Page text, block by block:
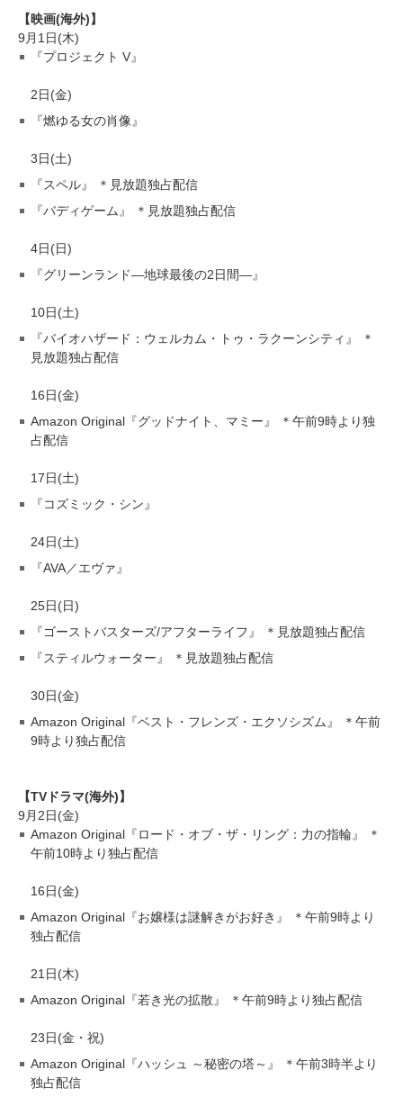
【映画(海外)】
9月1日(木)
『プロジェクト V』
2日(金)
『燃ゆる女の肖像』
3日(土)
『スペル』 ＊見放題独占配信
『バディゲーム』 ＊見放題独占配信
4日(日)
『グリーンランド―地球最後の2日間―』
10日(土)
『バイオハザード：ウェルカム・トゥ・ラクーンシティ』 ＊
見放題独占配信
16日(金)
Amazon Original『グッドナイト、マミー』 ＊午前9時より独
占配信
17日(土)
『コズミック・シン』
24日(土)
『AVA／エヴァ』
25日(日)
『ゴーストバスターズ/アフターライフ』 ＊見放題独占配信
『スティルウォーター』 ＊見放題独占配信
30日(金)
Amazon Original『ベスト・フレンズ・エクソシズム』 ＊午前
9時より独占配信
【TVドラマ(海外)】
9月2日(金)
Amazon Original『ロード・オブ・ザ・リング：力の指輪』 ＊
午前10時より独占配信
16日(金)
Amazon Original『お嬢様は謎解きがお好き』 ＊午前9時より
独占配信
21日(木)
Amazon Original『若き光の拡散』 ＊午前9時より独占配信
23日(金・祝)
Amazon Original『ハッシュ ～秘密の塔～』 ＊午前3時半より
独占配信